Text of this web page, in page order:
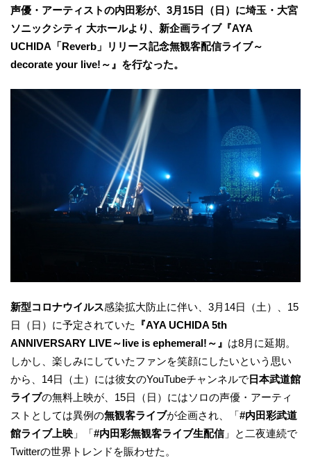
声優・アーティストの内田彩が、3月15日（日）に埼玉・大宮
ソニックシティ 大ホールより、新企画ライブ『AYA
UCHIDA「Reverb」リリース記念無観客配信ライブ～
decorate your live!～』を行なった。
新型コロナウイルス感染拡大防止に伴い、3月14日（土）、15
日（日）に予定されていた
『AYA UCHIDA 5th
ANNIVERSARY LIVE～live is ephemeral!～』 は8月に延期。
しかし、楽しみにしていたファンを笑顔にしたいという思い
から、14日（土）には彼女のYouTubeチャンネルで 日本武道館
ライブの無料上映が、15日（日）にはソロの声優・アーティ
ストとしては異例の無観客ライブが企画され、「#内田彩武道
館ライブ上映 」「#内田彩無観客ライブ生配信」と二夜連続で
Twitterの世界トレンドを賑わせた。